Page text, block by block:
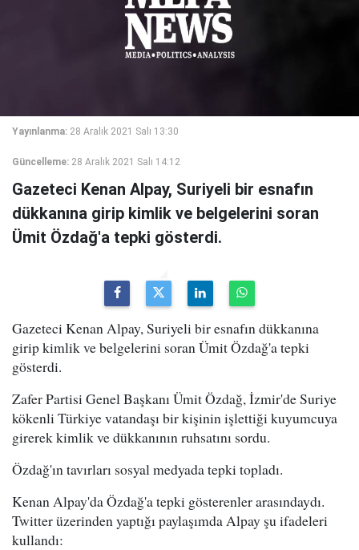
Yayınlanma: 28 Aralık 2021 Salı 13:30
Güncelleme: 28 Aralık 2021 Salı 14:12
Gazeteci Kenan Alpay, Suriyeli bir esnafın
dükkanına girip kimlik ve belgelerini soran
Ümit Özdağ'a tepki gösterdi.
Gazeteci Kenan Alpay, Suriyeli bir esnafın dükkanına
girip kimlik ve belgelerini soran Ümit Özdağ'a tepki
gösterdi.
Zafer Partisi Genel Başkanı Ümit Özdağ, İzmir'de Suriye
kökenli Türkiye vatandaşı bir kişinin işlettiği kuyumcuya
girerek kimlik ve dükkanının ruhsatını sordu.
Özdağ'ın tavırları sosyal medyada tepki topladı.
Kenan Alpay'da Özdağ'a tepki gösterenler arasındaydı.
Twitter üzerinden yaptığı paylaşımda Alpay şu ifadeleri
kullandı: